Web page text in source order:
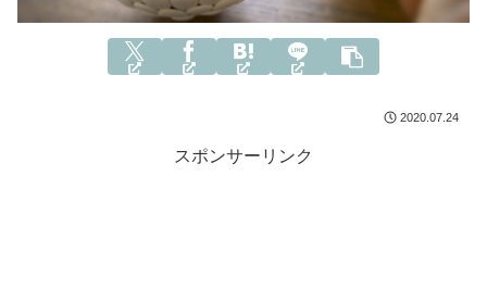
2020.07.24
スポンサーリンク